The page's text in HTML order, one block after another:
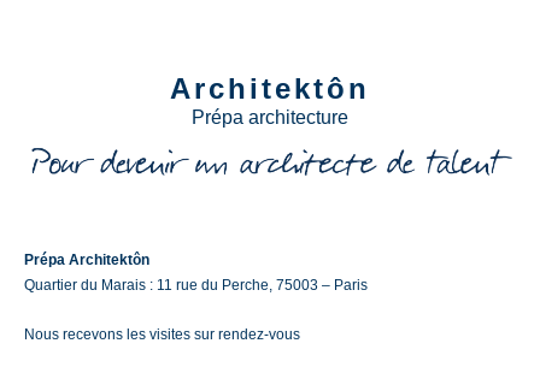
Architektôn
Prépa architecture
Prépa Architektôn
Quartier du Marais : 11 rue du Perche, 75003 – Paris
Nous recevons les visites sur rendez-vous